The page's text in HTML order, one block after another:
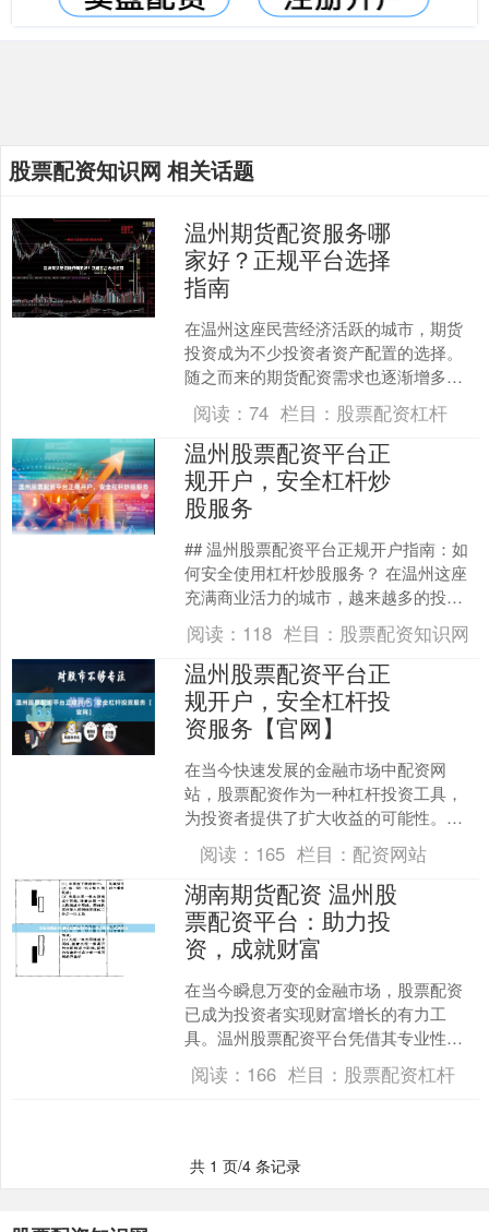
股票配资知识网 相关话题
温州期货配资服务哪
家好？正规平台选择
指南
在温州这座民营经济活跃的城市，期货
投资成为不少投资者资产配置的选择。
随之而来的期货配资需求也逐渐增多股
票配资杠杆，面对市场上琳琅满目的配
资服务，投资者最关心的问....
阅读：74 栏目： 股票配资杠杆
温州股票配资平台正
规开户，安全杠杆炒
股服务
## 温州股票配资平台正规开户指南：如
何安全使用杠杆炒股服务？ 在温州这座
充满商业活力的城市，越来越多的投资
者开始关注股票配资这一金融工具。随
着股市波动带来的机....
阅读： 118 栏目： 股票配资知识网
温州股票配资平台正
规开户，安全杠杆投
资服务【官网】
在当今快速发展的金融市场中配资网
站，股票配资作为一种杠杆投资工具，
为投资者提供了扩大收益的可能性。温
州作为浙江省重要的经济中心，其金融
活动日益活跃。本文将详细介....
阅读： 165 栏目： 配资网站
湖南期货配资 温州股
票配资平台：助力投
资，成就财富
在当今瞬息万变的金融市场，股票配资
已成为投资者实现财富增长的有力工
具。温州股票配资平台凭借其专业性和
可靠性，为投资者提供全方位的配资服
务，助力他们抓住投资机遇，....
阅读： 166 栏目： 股票配资杠杆
共 1 页/4 条记录